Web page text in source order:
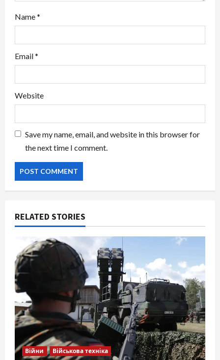
Name*
Email*
Website
Save my name, email, and website in this browser for
the next time I comment.
RELATED STORIES
Війни Військова техніка